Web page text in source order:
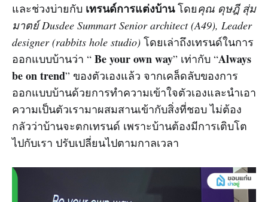
และช่วงบ่ายกับ เทรนด์การแต่งบ้านโดยคุณ ดุษฎี สุ่ม
มาตย์ Dusdee Summart Senior architect (A49), Leader
designer (rabbits hole studio) โดยเล่าถึงเทรนด์ในการ
ออกแบบบ้านว่า “ Be your own way” เท่ากับ “Always
be on trend” ของตัวเองแล้ว จากเคล็ดลับของการ
ออกแบบบ้านด้วยการทำความเข้าใจตัวเองและนำเอา
ความเป็นตัวเรามาผสมสานเข้ากับสิ่งที่ชอบ ไม่ต้อง
กลัวว่าบ้านจะตกเทรนด์ เพราะบ้านต้องมีการเติบโต
ไปกับเรา ปรับเปลี่ยนไปตามกาลเวลา